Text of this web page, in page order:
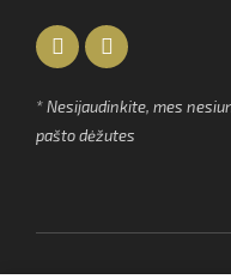
* Nesijaudinkite, mes
pašto dėžutes